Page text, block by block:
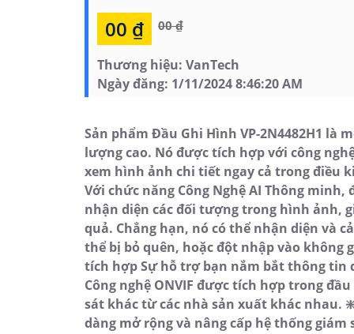
00 ₫ 00 ₫
Thương hiệu: VanTech
Ngày đăng: 1/11/2024 8:46:20 AM
Sản phẩm Đầu Ghi Hình VP-2N4482H1
lượng cao. Nó được tích hợp với công
xem hình ảnh chi tiết ngay cả trong điều
Với chức năng Công Nghệ AI Thông
nhận diện các đối tượng trong hình ảnh,
quả. Chẳng hạn, nó có thể nhận diện và
thể bị bỏ quên, hoặc đột nhập vào
tích hợp Sự hỗ trợ bạn nắm bắt thông
Công nghệ ONVIF được tích hợp trong
sát khác từ các nhà sản xuất khác nhau.
dàng mở rộng và nâng cấp hệ thống